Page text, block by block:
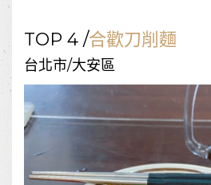
TOP 4 /合歡刀削麵
台北市/大安區